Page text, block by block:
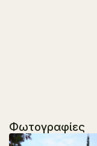
Φωτογραφίες